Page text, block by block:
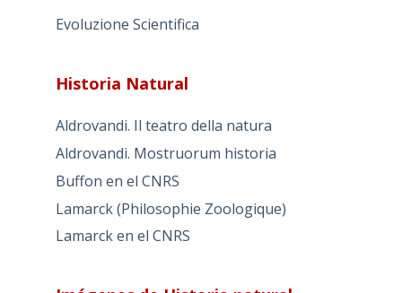
Evoluzione Scientifica
Historia Natural
Aldrovandi. Il teatro della natura
Aldrovandi. Mostruorum historia
Buffon en el CNRS
Lamarck (Philosophie Zoologique)
Lamarck en el CNRS